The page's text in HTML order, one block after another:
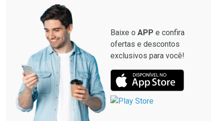
Baixe o APP e confira
ofertas e descontos
exclusivos para você!